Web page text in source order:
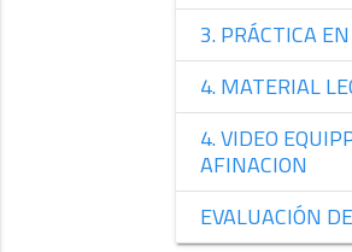
3. PRÁCTICA
4. MATERIAL
4. VIDEO
AFINACION
EVALUACIÓN